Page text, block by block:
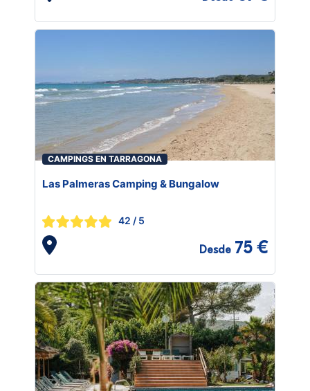
CAMPINGS EN TARRAGONA
Las Palmeras Camping & Bungalow
42 / 5
Desde 75 €